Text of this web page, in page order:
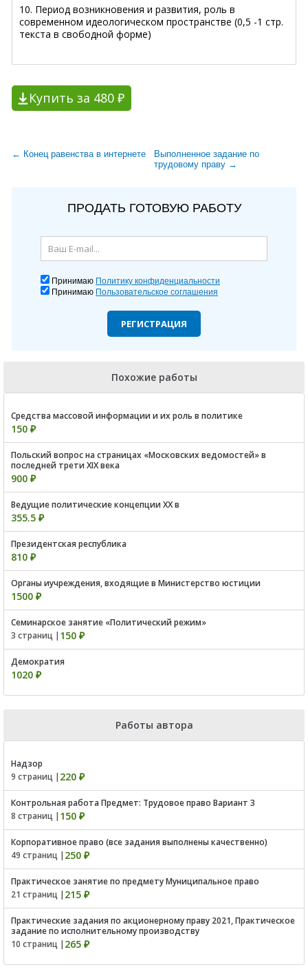
10. Период возникновения и развития, роль в
современном идеологическом пространстве (0,5 -1 стр.
текста в свободной форме)
Купить за 480 ₽
← Конец равенства в интернете
Выполненное задание по
трудовому праву →
ПРОДАТЬ ГОТОВУЮ РАБОТУ
Принимаю Политику конфиденциальности
Принимаю Пользовательское соглашения
РЕГИСТРАЦИЯ
Похожие работы
Средства массовой информации и их роль в политике
150 ₽
Польский вопрос на страницах «Московских ведомостей» в
последней трети XIX века
900 ₽
Ведущие политические концепции ХХ в
355.5 ₽
Президентская республика
810 ₽
Органы иучреждения, входящие в Министерство юстиции
1500 ₽
Семинарское занятие «Политический режим»
3 страниц | 150 ₽
Демократия
1020 ₽
Работы автора
Надзор
9 страниц | 220 ₽
Контрольная работа Предмет: Трудовое право Вариант 3
8 страниц | 150 ₽
Корпоративное право (все задания выполнены качественно)
49 страниц | 250 ₽
Практическое занятие по предмету Муниципальное право
21 страниц | 215 ₽
Практические задания по акционерному праву 2021, Практическое
задание по исполнительному производству
10 страниц | 265 ₽